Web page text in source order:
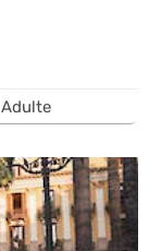
Adulte